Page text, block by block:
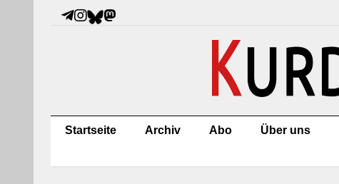
Startseite Archiv Abo Über uns